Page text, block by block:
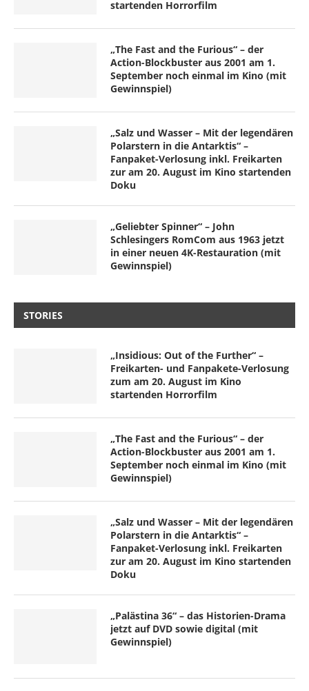
startenden Horrorfilm
„The Fast and the Furious“ – der
Action-Blockbuster aus 2001 am 1.
September noch einmal im Kino (mit
Gewinnspiel)
„Salz und Wasser – Mit der legendären
Polarstern in die Antarktis“ –
Fanpaket-Verlosung inkl. Freikarten
zur am 20. August im Kino startenden
Doku
„Geliebter Spinner“ – John
Schlesingers RomCom aus 1963 jetzt
in einer neuen 4K-Restauration (mit
Gewinnspiel)
STORIES
„Insidious: Out of the Further“ –
Freikarten- und Fanpakete-Verlosung
zum am 20. August im Kino
startenden Horrorfilm
„The Fast and the Furious“ – der
Action-Blockbuster aus 2001 am 1.
September noch einmal im Kino (mit
Gewinnspiel)
„Salz und Wasser – Mit der legendären
Polarstern in die Antarktis“ –
Fanpaket-Verlosung inkl. Freikarten
zur am 20. August im Kino startenden
Doku
„Palästina 36“ – das Historien-Drama
jetzt auf DVD sowie digital (mit
Gewinnspiel)